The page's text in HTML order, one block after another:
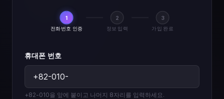
1
전화번호 인증
2
정보 입력
3
가입 완료
휴대폰 번호
+82-010을 앞에 붙이고 나머지 8자리를 입력하세요.